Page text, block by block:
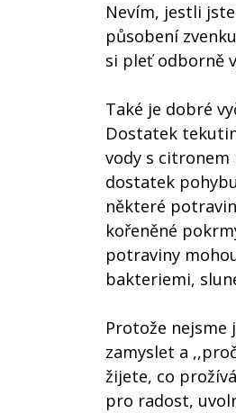
Nevím, jestli
působení
si pleť odborně
Také je dobré
Dostatek
vody s citronem
dostatek
některé
kořeněné
potraviny
bakteriemi,
Protože nejsme
zamyslet a
žijete, co
pro radost,